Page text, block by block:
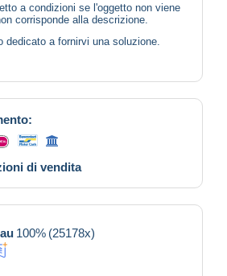
a condizioni se l'oggetto non viene
corrisponde alla descrizione.
dedicato a fornirvi una soluzione.
di vendita
100% (25178x)